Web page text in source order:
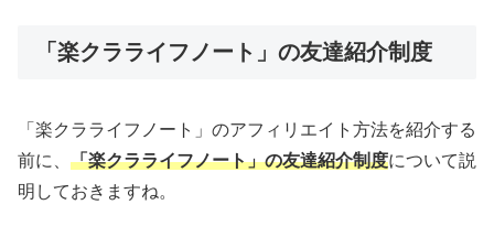
「楽クラライフノート」の友達紹介制度
「楽クラライフノート」のアフィリエイト方法を紹介する
前に、 「楽クラライフノート」の友達紹介制度について説
明しておきますね。